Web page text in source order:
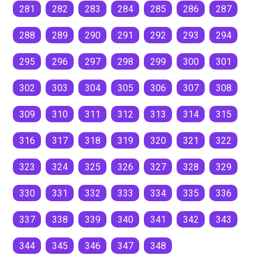
281 282 283 284 285 286 287
288 289 290 291 292 293 294
295 296 297 298 299 300 301
302 303 304 305 306 307 308
309 310 311 312 313 314 315
316 317 318 319 320 321 322
323 324 325 326 327 328 329
330 331 332 333 334 335 336
337 338 339 340 341 342 343
344 345 346 347 348